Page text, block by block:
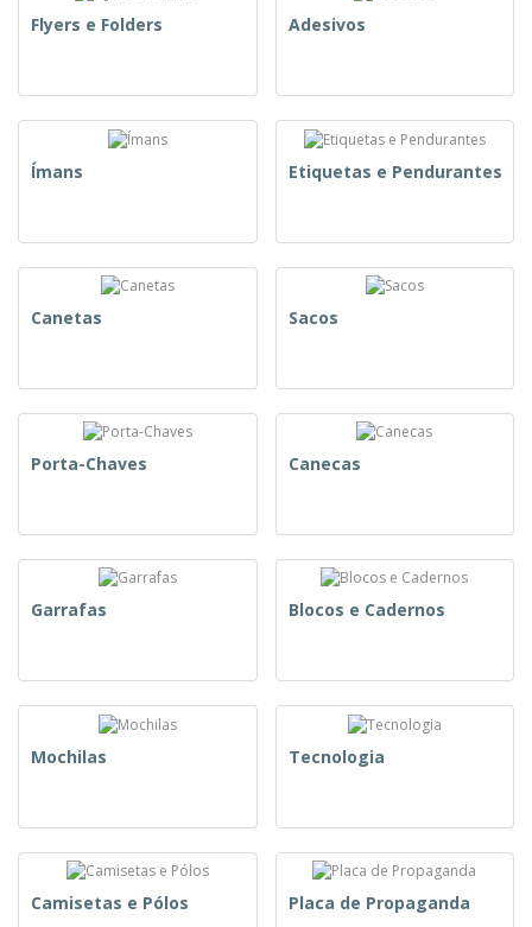
Flyers e Folders Adesivos
Ímans Etiquetas e Pendurantes
Canetas Sacos
Porta-Chaves Canecas
Garrafas Blocos e Cadernos
Mochilas Tecnologia
Camisetas e Pólos Placa de Propaganda